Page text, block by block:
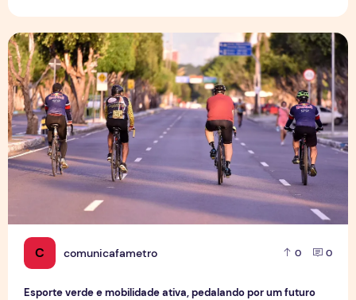
C comunicafametro 0 0
Esporte verde e mobilidade ativa, pedalando por um futuro
Esporte verde e mobilidade ativa, pedalando por um futuro